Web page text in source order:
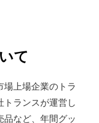
て
場上場企業のトラ
トランスが運営し
など、年間グッ